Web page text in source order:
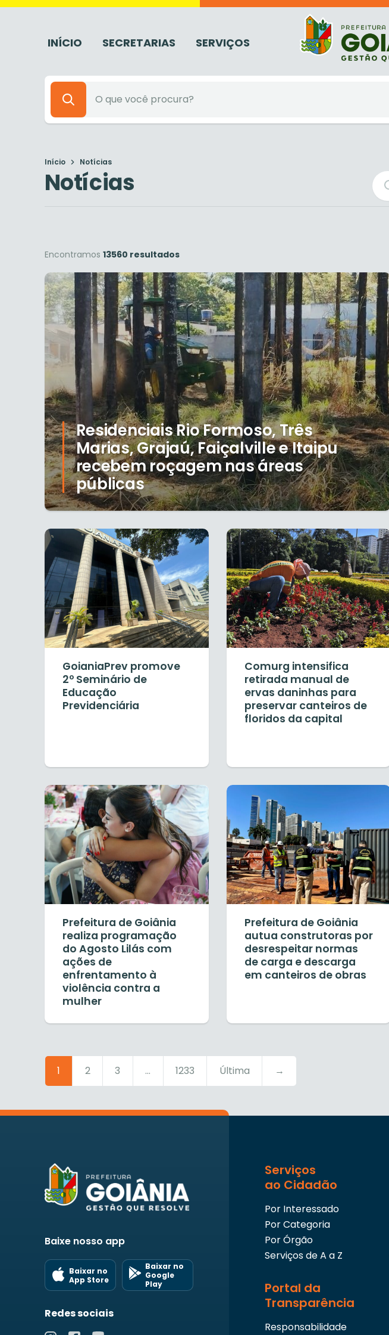
INÍCIO SECRETARIAS SERVIÇOS
Início Notícias
Notícias
Encontramos 13560 resultados
Residenciais Rio Formoso, Três
Marias, Grajaú, Faiçalville e Itaipu
recebem roçagem nas áreas
públicas
GoianiaPrev promove
2º Seminário de
Educação
Previdenciária
Comurg intensifica
retirada manual de
ervas daninhas para
preservar canteiros de
floridos da capital
Prefeitura de Goiânia
realiza programação
do Agosto Lilás com
ações de
enfrentamento à
violência contra a
mulher
Prefeitura de Goiânia
autua construtoras por
desrespeitar normas
de carga e descarga
em canteiros de obras
1 2 3 ... 1233 Última →
Baixe nosso app
Baixar no
App Store
Baixar no
Google
Play
Redes sociais
Serviços
ao Cidadão
Por Interessado
Por Categoria
Por Órgão
Serviços de A a Z
Portal da
Transparência
Responsabilidade